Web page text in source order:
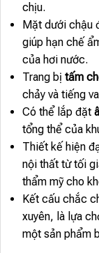
chịu.
Mặt dưới chậu
giúp hạn chế
của hơi nước.
Trang bị tấm
chảy và tiếng
Có thể lắp đặt
tổng thể của
Thiết kế hiện
nội thất từ tối
thẩm mỹ cho
Kết cấu chắc
xuyên, là lựa
một sản phẩm